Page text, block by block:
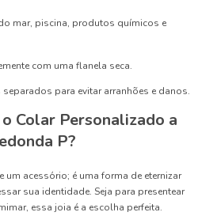
mar, piscina, produtos químicos e
com uma flanela seca.
para evitar arranhões e danos.
Colar Personalizado a
P?
um acessório; é uma forma de eternizar
sua identidade. Seja para presentear
essa joia é a escolha perfeita.